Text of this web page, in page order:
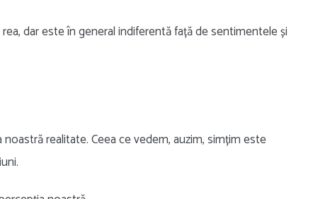
dar este în general indiferentă față de sentimentele și
realitate. Ceea ce vedem, auzim, simțim este